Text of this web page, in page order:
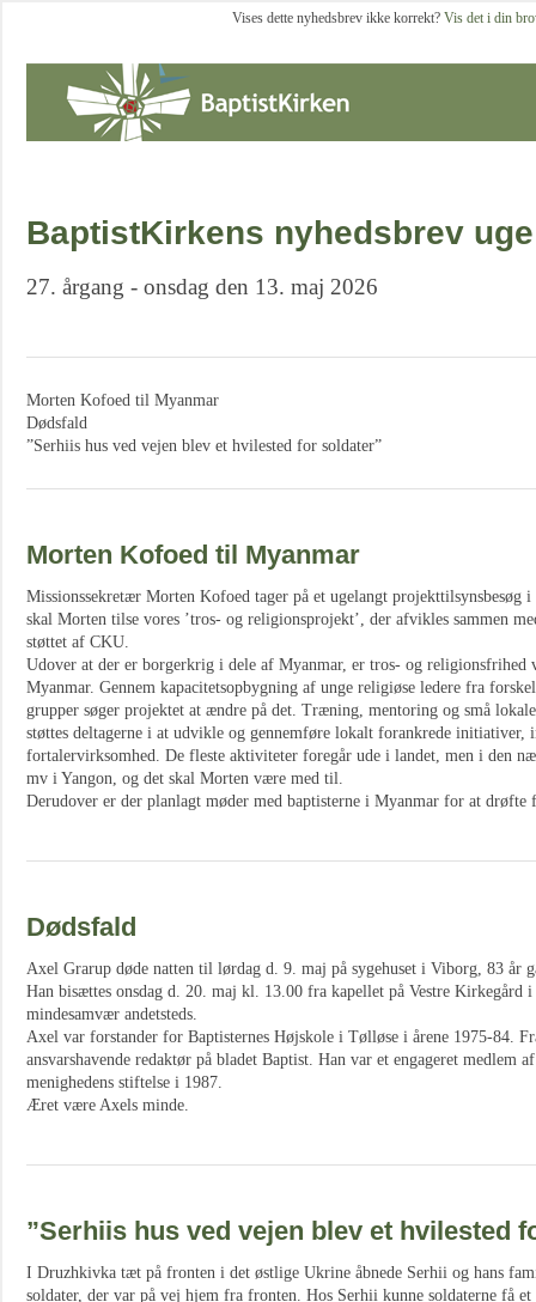
Vises dette nyhedsbrev ikke korrekt? Vis det i din
BaptistKirkens nyhedsbrev
27. årgang - onsdag den 13. maj 2026
Morten Kofoed til Myanmar
Dødsfald
”Serhiis hus ved vejen blev et hvilested for soldater”
Morten Kofoed til Myanmar
Missionssekretær Morten Kofoed tager på et ugelangt projekttilsynsbesøg
skal Morten tilse vores ’tros- og religionsprojekt’, der afvikles sammen
støttet af CKU.
Udover at der er borgerkrig i dele af Myanmar, er tros- og religionsfrihed
Myanmar. Gennem kapacitetsopbygning af unge religiøse ledere fra
grupper søger projektet at ændre på det. Træning, mentoring og små
støttes deltagerne i at udvikle og gennemføre lokalt forankrede initiativer,
fortalervirksomhed. De fleste aktiviteter foregår ude i landet, men i den
mv i Yangon, og det skal Morten være med til.
Derudover er der planlagt møder med baptisterne i Myanmar for at
Dødsfald
Axel Grarup døde natten til lørdag d. 9. maj på sygehuset i Viborg, 83 år
Han bisættes onsdag d. 20. maj kl. 13.00 fra kapellet på Vestre Kirkegård
mindesamvær andetsteds.
Axel var forstander for Baptisternes Højskole i Tølløse i årene 1975-84.
ansvarshavende redaktør på bladet Baptist. Han var et engageret medlem
menighedens stiftelse i 1987.
Æret være Axels minde.
”Serhiis hus ved vejen blev et hvilested
I Druzhkivka tæt på fronten i det østlige Ukrine åbnede Serhii og hans
soldater, der var på vej hjem fra fronten. Hos Serhii kunne soldaterne få